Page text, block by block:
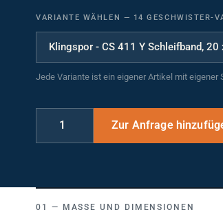
VARIANTE WÄHLEN — 14 GESCHWISTER-
Jede Variante ist ein eigener Artikel mit
MASSE UND DIMENSIONEN